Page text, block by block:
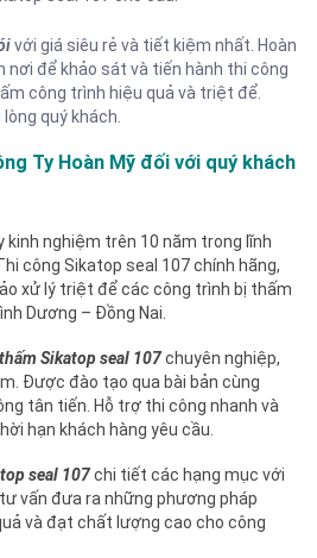
với giá siêu rẻ và tiết kiệm nhất. Hoàn
nơi để khảo sát và tiến hành thi công
công trình hiệu quả và triệt để.
quý khách.
Ty Hoàn Mỹ đối với quý khách
kinh nghiệm trên 10 năm trong lĩnh
công Sikatop seal 107 chính hãng,
xử lý triệt để các công trình bị thấm
Dương – Đồng Nai.
Sikatop seal 107chuyên nghiệp,
Được đào tạo qua bài bản cùng
tân tiến. Hỗ trợ thi công nhanh và
hạn khách hàng yêu cầu.
seal 107chi tiết các hạng mục với
vấn đưa ra những phương pháp
và đạt chất lượng cao cho công